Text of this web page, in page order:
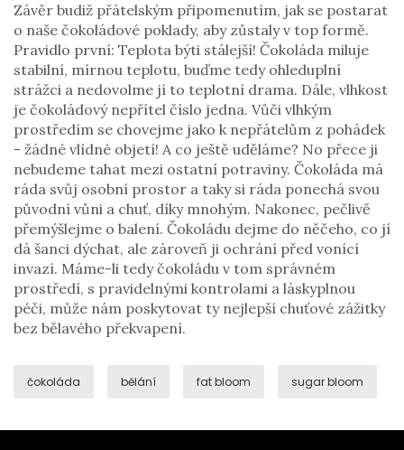
Závěr budiž přátelským připomenutím, jak se postarat
o naše čokoládové poklady, aby zůstaly v top formě.
Pravidlo první: Teplota býti stálejší! Čokoláda miluje
stabilní, mírnou teplotu, buďme tedy ohleduplní
strážci a nedovolme jí to teplotní drama. Dále, vlhkost
je čokoládový nepřítel číslo jedna. Vůči vlhkým
prostředím se chovejme jako k nepřátelům z pohádek
- žádné vlídné objetí! A co ještě uděláme? No přece ji
nebudeme tahat mezi ostatní potraviny. Čokoláda má
ráda svůj osobní prostor a taky si ráda ponechá svou
původní vůni a chuť, díky mnohým. Nakonec, pečlivě
přemýšlejme o balení. Čokoládu dejme do něčeho, co jí
dá šanci dýchat, ale zároveň ji ochrání před vonící
invazí. Máme-li tedy čokoládu v tom správném
prostředí, s pravidelnými kontrolami a láskyplnou
péči, může nám poskytovat ty nejlepší chuťové zážitky
bez bělavého překvapení.
čokoláda bělání fat bloom sugar bloom